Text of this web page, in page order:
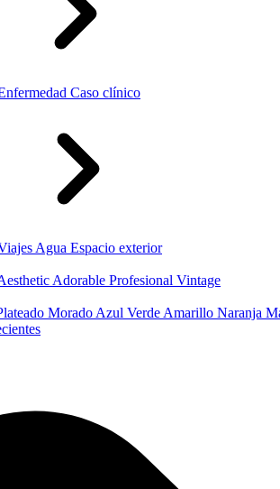
Caso clínico
Agua Espacio exterior
Adorable Profesional Vintage
Morado Azul Verde Amarillo Naranja